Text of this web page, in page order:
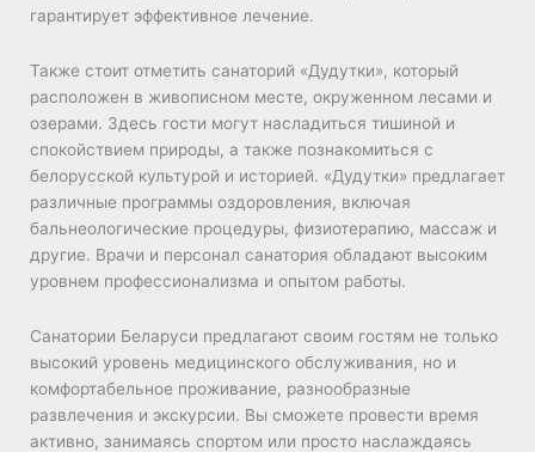
гарантирует эффективное лечение.
Также стоит отметить санаторий «Дудутки», который
расположен в живописном месте, окруженном лесами и
озерами. Здесь гости могут насладиться тишиной и
спокойствием природы, а также познакомиться с
белорусской культурой и историей. «Дудутки» предлагает
различные программы оздоровления, включая
бальнеологические процедуры, физиотерапию, массаж и
другие. Врачи и персонал санатория обладают высоким
уровнем профессионализма и опытом работы.
Санатории Беларуси предлагают своим гостям не только
высокий уровень медицинского обслуживания, но и
комфортабельное проживание, разнообразные
развлечения и экскурсии. Вы сможете провести время
активно, занимаясь спортом или просто наслаждаясь